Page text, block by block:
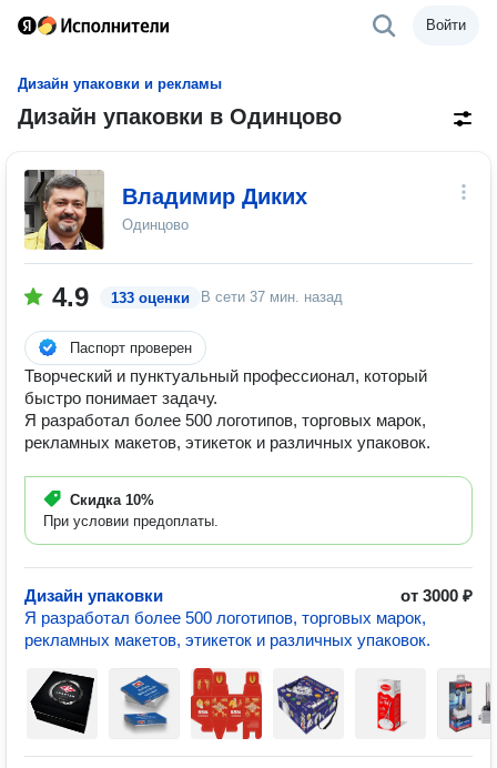
Войти
Дизайн упаковки и рекламы
Дизайн упаковки в Одинцово
Владимир Диких
Одинцово
4.9 133 оценки В сети 37 мин. назад
Паспорт проверен
Творческий и пунктуальный профессионал, который
быстро понимает задачу.
Я разработал более 500 логотипов, торговых марок,
рекламных макетов, этикеток и различных упаковок.
Скидка 10%
При условии предоплаты.
Дизайн упаковки
от 3000 ₽
Я разработал более 500 логотипов, торговых марок,
рекламных макетов, этикеток и различных упаковок.